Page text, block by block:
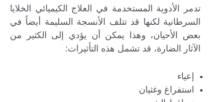
تدمر الأدوية المستخدمة في العلاج الكيميائي الخلايا
السرطانية لكنها قد تتلف الأنسجة السليمة أيضاً في
بعض الأحيان، وهذا يمكن أن يؤدي إلى الكثير من
الآثار الضارة، قد تشمل هذه التأثيرات:
إعياء
استفراغ وغثيان